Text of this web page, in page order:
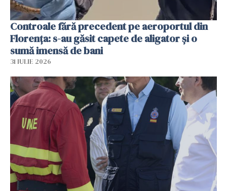
Controale fără precedent pe aeroportul din
Florența: s-au găsit capete de aligator și o
sumă imensă de bani
31 IULIE 2026